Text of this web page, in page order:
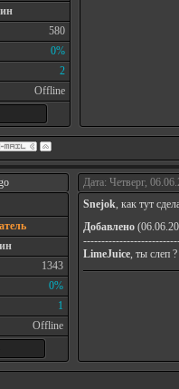
580
0%
2
Offline
1343
0%
1
Offline
Дата: Четверг,
Snejok, как тут
Добавлено
LimeJuice, ты слеп